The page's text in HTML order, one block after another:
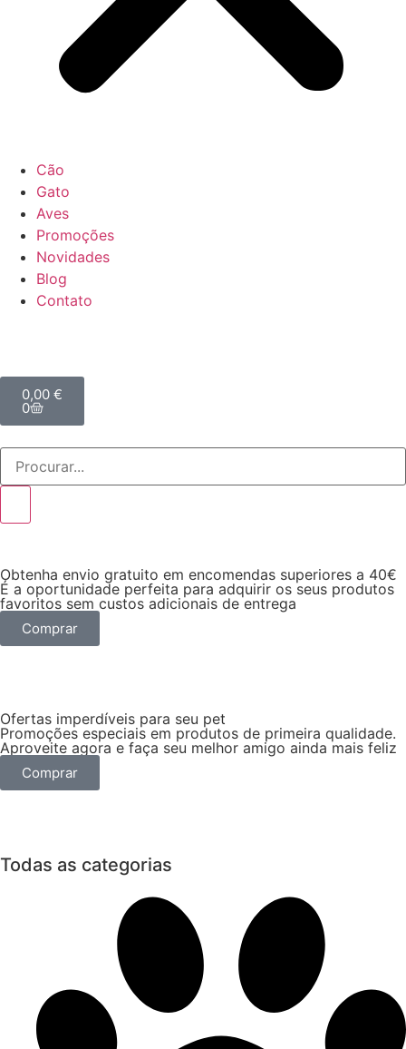
Cão
Gato
Aves
Promoções
Novidades
Blog
Contato
0,00 €
0
Obtenha envio gratuito em encomendas superiores a 40€
É a oportunidade perfeita para adquirir os seus produtos
favoritos sem custos adicionais de entrega
Comprar
Ofertas imperdíveis para seu pet
Promoções especiais em produtos de primeira qualidade.
Aproveite agora e faça seu melhor amigo ainda mais feliz
Comprar
Todas as categorias